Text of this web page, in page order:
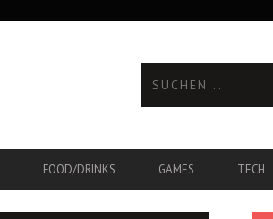
FOOD/DRINKS GAMES TECH